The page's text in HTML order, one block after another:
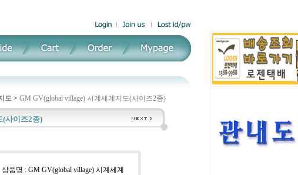
도 > GM GV(global village) 시계세계지도(사이즈2종)
(사이즈2종)
상품명 : GM GV(global village) 시계세계